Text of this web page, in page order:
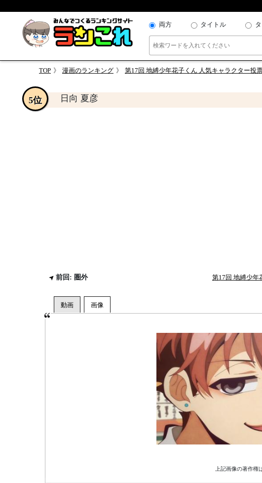
両方 タイトル
TOP 漫画のランキング 第17回 地縛少年花子くん 人気キャラクター投
日向 夏彦
5位
前回: 圏外 第17回 地縛少年
上記画像の著作権